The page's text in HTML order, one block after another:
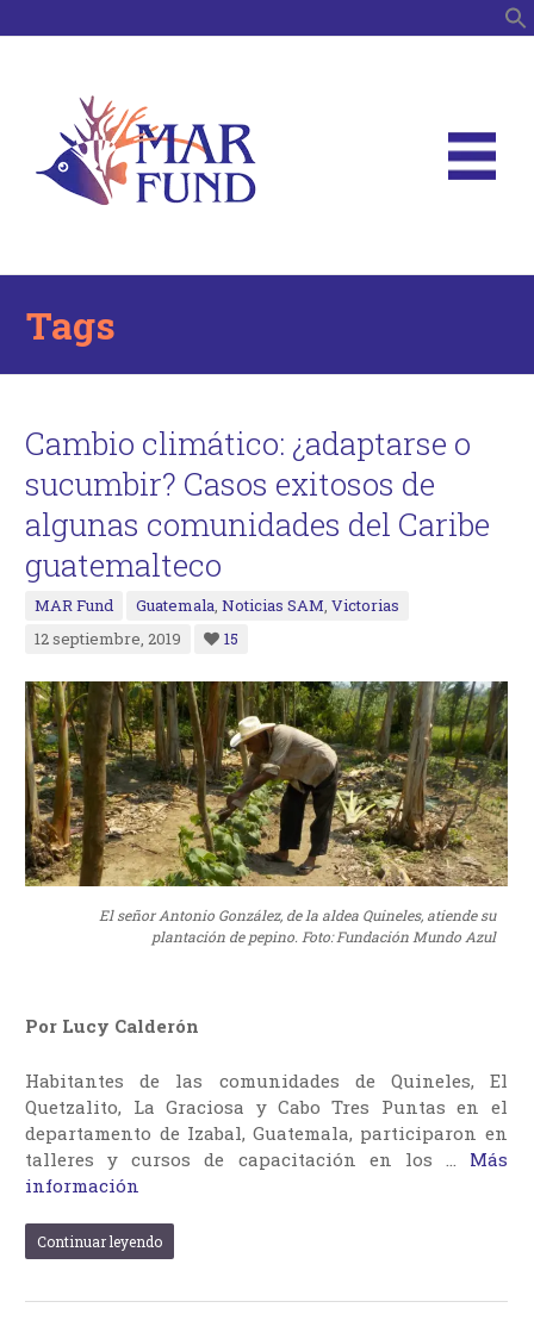
Tags
Cambio climático: ¿adaptarse o
sucumbir? Casos exitosos de
algunas comunidades del Caribe
guatemalteco
MAR Fund Guatemala,Noticias SAM,Victorias
12 septiembre, 2019
15
El señor Antonio González, de la aldea Quineles, atiende su
plantación de pepino. Foto: Fundación Mundo Azul
Por Lucy Calderón
Habitantes de las comunidades de Quineles, El
Quetzalito, La Graciosa y Cabo Tres Puntas en el
departamento de Izabal, Guatemala, participaron en
talleres y cursos de capacitación en los … Más
información
Continuar leyendo